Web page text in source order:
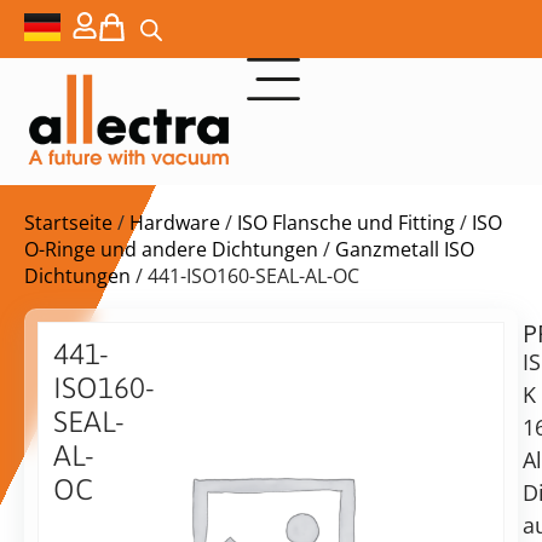
Startseite/ Hardware/ ISO Flansche und Fitting/ ISO
O-Ringe und andere Dichtungen / Ganzmetall ISO
Dichtungen / 441-ISO160-SEAL-AL-OC
441-
ISO160-
SEAL-
AL-
OC
$
auf
K